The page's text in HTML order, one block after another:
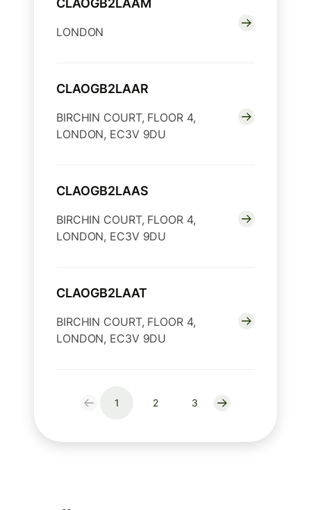
CLAOGB2LAAM
LONDON
CLAOGB2LAAR
BIRCHIN COURT, FLOOR 4,
LONDON, EC3V 9DU
CLAOGB2LAAS
BIRCHIN COURT, FLOOR 4,
LONDON, EC3V 9DU
CLAOGB2LAAT
BIRCHIN COURT, FLOOR 4,
LONDON, EC3V 9DU
1 2 3